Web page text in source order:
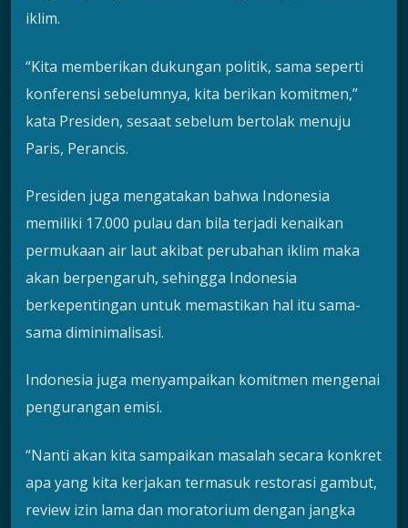
iklim.
“Kita memberikan dukungan politik, sama seperti
konferensi sebelumnya, kita berikan komitmen,”
kata Presiden, sesaat sebelum bertolak menuju
Paris, Perancis.
Presiden juga mengatakan bahwa Indonesia
memiliki 17.000 pulau dan bila terjadi kenaikan
permukaan air laut akibat perubahan iklim maka
akan berpengaruh, sehingga Indonesia
berkepentingan untuk memastikan hal itu sama-
sama diminimalisasi.
Indonesia juga menyampaikan komitmen mengenai
pengurangan emisi.
“Nanti akan kita sampaikan masalah secara konkret
apa yang kita kerjakan termasuk restorasi gambut,
review izin lama dan moratorium dengan jangka